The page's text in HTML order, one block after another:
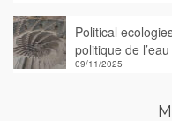
Political
politique de l’eau
09/11/2025